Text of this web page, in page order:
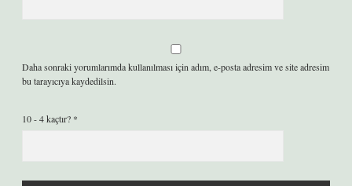
Daha sonraki yorumlarımda kullanılması için adım, e-posta adresim ve site adresim
bu tarayıcıya kaydedilsin.
10 - 4 kaçtır? *